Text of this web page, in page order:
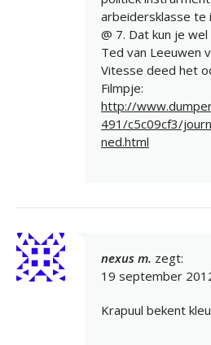
arbeidersklasse te
@ 7. Dat kun je
Ted van Leeuwen
Vitesse deed het
Filmpje:
http://
491/c5c09cf3/
ned.html
nexus m. zegt:
19 september
Krapuul bekent